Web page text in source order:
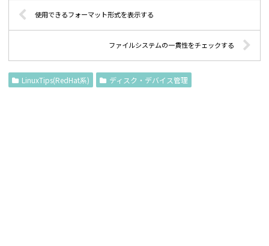
使用できるフォーマット形式を表示する
ファイルシステムの一貫性をチェックする
LinuxTips(RedHat系) ディスク・デバイス管理